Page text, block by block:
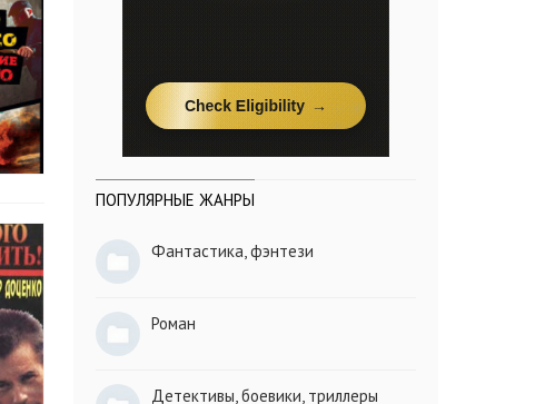
ПОПУЛЯРНЫЕ ЖАНРЫ
Фантастика, фэнтези
Роман
Детективы, боевики, триллеры